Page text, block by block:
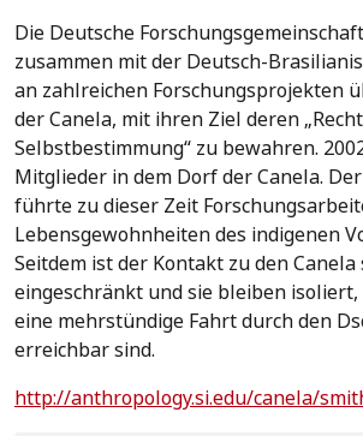
Die Deutsche
zusammen mit der Deutsch-
an zahlreichen Forschungsprojekten
der Canela, mit ihren Ziel deren
Selbstbestimmung“ zu bewahren.
Mitglieder in dem Dorf der Canela.
führte zu dieser Zeit
Lebensgewohnheiten des indigenen
Seitdem ist der Kontakt zu den Canela
eingeschränkt und sie bleiben
eine mehrstündige Fahrt durch den
erreichbar sind.
http://anthropology.si.edu/canela/